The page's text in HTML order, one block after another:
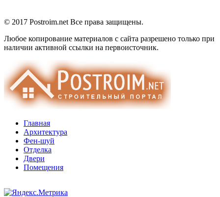
© 2017 Postroim.net Все права защищены.
Любое копирование материалов с сайта разрешено только при
наличии активной ссылки на первоисточник.
Главная
Архитектура
Фен-шуй
Отделка
Двери
Помещения